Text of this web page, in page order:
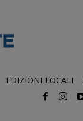
EDIZIONI LOCALI